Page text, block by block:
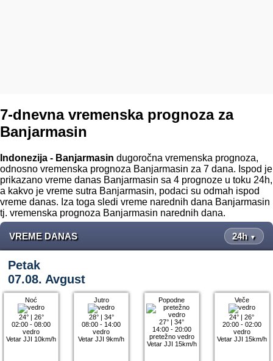
7-dnevna vremenska prognoza za
Banjarmasin
Indonezija - Banjarmasin dugoročna vremenska prognoza,
odnosno vremenska prognoza Banjarmasin za 7 dana. Ispod je
prikazano vreme danas Banjarmasin sa 4 prognoze u toku 24h,
a kakvo je vreme sutra Banjarmasin, podaci su odmah ispod
vreme danas. Iza toga sledi vreme narednih dana Banjarmasin
tj. vremenska prognoza Banjarmasin narednih dana.
VREME DANAS 24h ▼
Petak
07.08. Avgust
Noć
24°| 26°
02:00 - 08:00
vedro
Vetar JJI 10km/h
Jutro
28°| 34°
08:00 - 14:00
vedro
Vetar JJI 9km/h
Popodne
27° |34°
14:00 - 20:00
pretežno vedro
Vetar JJI 15km/h
Veče
24° |26°
20:00 - 02:00
vedro
Vetar JJI 15km/h